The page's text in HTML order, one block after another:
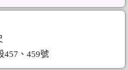
457、459號